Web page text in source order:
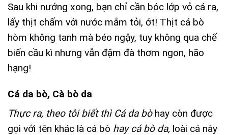
Sau khi nướng xong, bạn chỉ cần bóc lớp vỏ cá ra,
lấy thịt chấm với nước mắm tỏi, ớt! Thịt cá bò
hòm không tanh mà béo ngậy, tuy không qua chế
biến cầu kì nhưng vẫn đậm đà thơm ngon, hão
hạng!
Cá da bò, Cà bò da
Thực ra, theo tôi biết thì Cá da bòhay còn được
gọi với tên khác là cá bò hay cá bò da, loài cá này